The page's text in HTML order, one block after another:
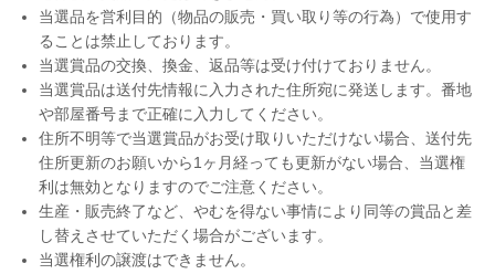
当選品を営利目的（物品の販売・買い取り等の行為）で使用す
ることは禁止しております。
当選賞品の交換、換金、返品等は受け付けておりません。
当選賞品は送付先情報に入力された住所宛に発送します。番地
や部屋番号まで正確に入力してください。
住所不明等で当選賞品がお受け取りいただけない場合、送付先
住所更新のお願いから1ヶ月経っても更新がない場合、当選権
利は無効となりますのでご注意ください。
生産・販売終了など、やむを得ない事情により同等の賞品と差
し替えさせていただく場合がございます。
当選権利の譲渡はできません。